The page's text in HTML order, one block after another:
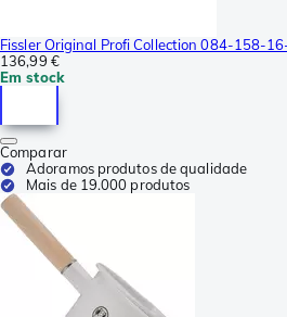
Fissler Original Profi Collection 084-158-
136,99 €
Em stock
Comparar
Adoramos produtos de qualidade
Mais de 19.000 produtos